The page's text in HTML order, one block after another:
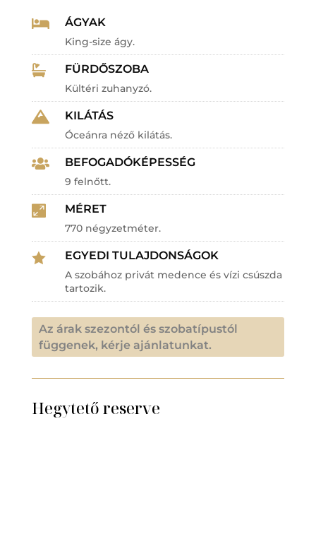
 ÁGYAK
King-size ágy.
 FÜRDŐSZOBA
Kültéri zuhanyzó.
 KILÁTÁS
Óceánra néző kilátás.
 BEFOGADÓKÉPESSÉG
9 felnőtt.
 MÉRET
770 négyzetméter.
 EGYEDI TULAJDONSÁGOK
A szobához privát medence és vízi csúszda
tartozik.
Az árak szezontól és szobatípustól
függenek, kérje ajánlatunkat.
Hegytető reserve